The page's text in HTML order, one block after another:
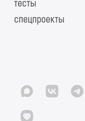
тесты
спецпроекты